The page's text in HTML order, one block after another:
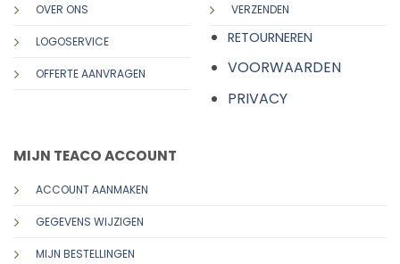
OVER ONS
LOGOSERVICE
OFFERTE AANVRAGEN
VERZENDEN
RETOURNEREN
VOORWAARDEN
PRIVACY
MIJN TEACO ACCOUNT
ACCOUNT AANMAKEN
GEGEVENS WIJZIGEN
MIJN BESTELLINGEN